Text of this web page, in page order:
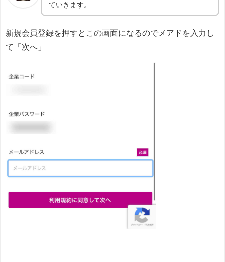
ていきます。
新規会員登録を押すとこの画面になるのでメアドを入力し
て「次へ」